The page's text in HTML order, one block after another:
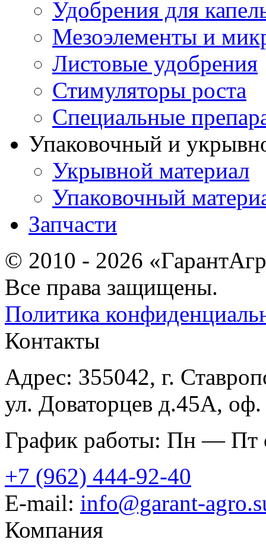
Удобрения для
Мезоэлементы и
Листовые удобрения
Стимуляторы роста
Специальные
Упаковочный и
Укрывной материал
Упаковочный
Запчасти
© 2010 - 2026
Все права защищены.
Политика
Контакты
Адрес: 355042, г.
ул. Доваторцев д.45А,
График работы: Пн — Пт
+7 (962) 444-92-40
E-mail: info@garant-
Компания